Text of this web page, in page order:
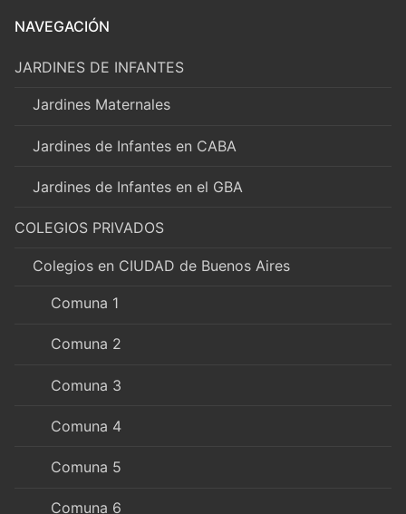
NAVEGACIÓN
JARDINES DE INFANTES
Jardines Maternales
Jardines de Infantes en CABA
Jardines de Infantes en el GBA
COLEGIOS PRIVADOS
Colegios en CIUDAD de Buenos Aires
Comuna 1
Comuna 2
Comuna 3
Comuna 4
Comuna 5
Comuna 6